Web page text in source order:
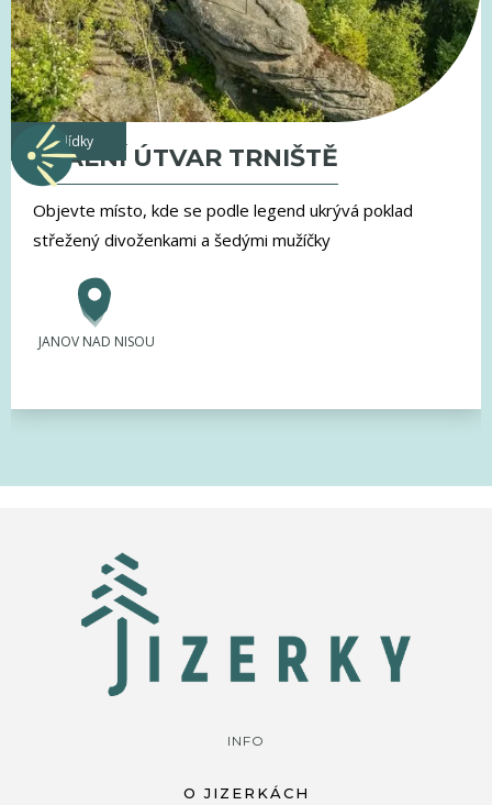
vyhlídky
SKALNÍ ÚTVAR TRNIŠTĚ
Objevte místo, kde se podle legend ukrývá poklad
střežený divoženkami a šedými mužíčky
JANOV NAD NISOU
INFO
O JIZERKÁCH